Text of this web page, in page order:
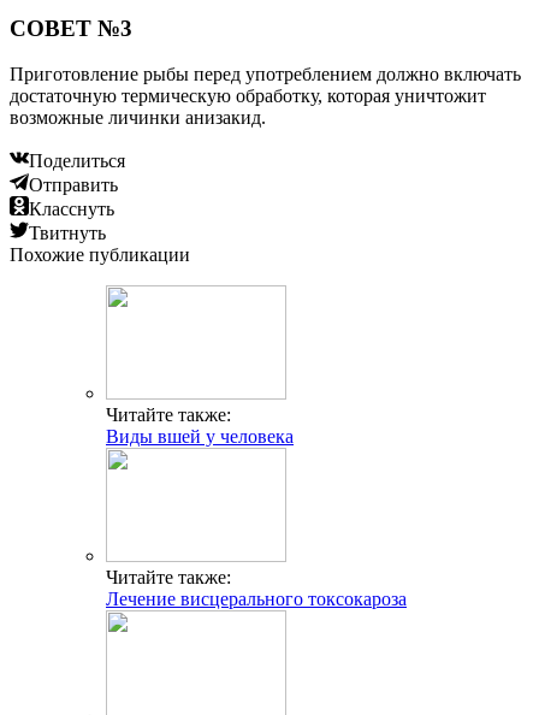
СОВЕТ №3
Приготовление рыбы перед употреблением должно включать
достаточную термическую обработку, которая уничтожит
возможные личинки анизакид.
Поделиться
Отправить
Класснуть
Твитнуть
Похожие публикации
Читайте также:
Виды вшей у человека
Читайте также:
Лечение висцерального токсокароза